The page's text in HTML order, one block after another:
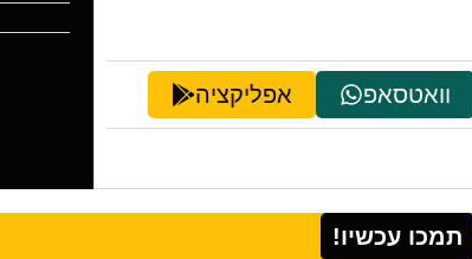
וואטסאפ אפליקציה
תמכו עכשיו!